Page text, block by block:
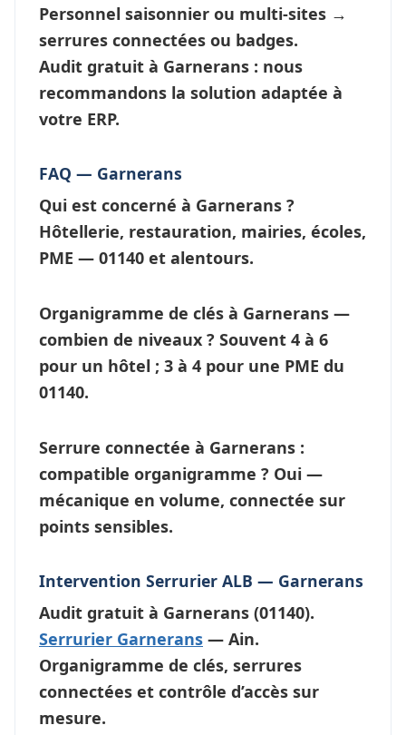
Personnel saisonnier ou multi-sites →
serrures connectées ou badges.
Audit gratuit à Garnerans : nous
recommandons la solution adaptée à
votre ERP.
FAQ — Garnerans
Qui est concerné à Garnerans ?
Hôtellerie, restauration, mairies, écoles,
PME — 01140 et alentours.
Organigramme de clés à Garnerans —
combien de niveaux ? Souvent 4 à 6
pour un hôtel ; 3 à 4 pour une PME du
01140.
Serrure connectée à Garnerans :
compatible organigramme ? Oui —
mécanique en volume, connectée sur
points sensibles.
Intervention Serrurier ALB — Garnerans
Audit gratuit à Garnerans (01140).
Serrurier Garnerans — Ain.
Organigramme de clés, serrures
connectées et contrôle d’accès sur
mesure.